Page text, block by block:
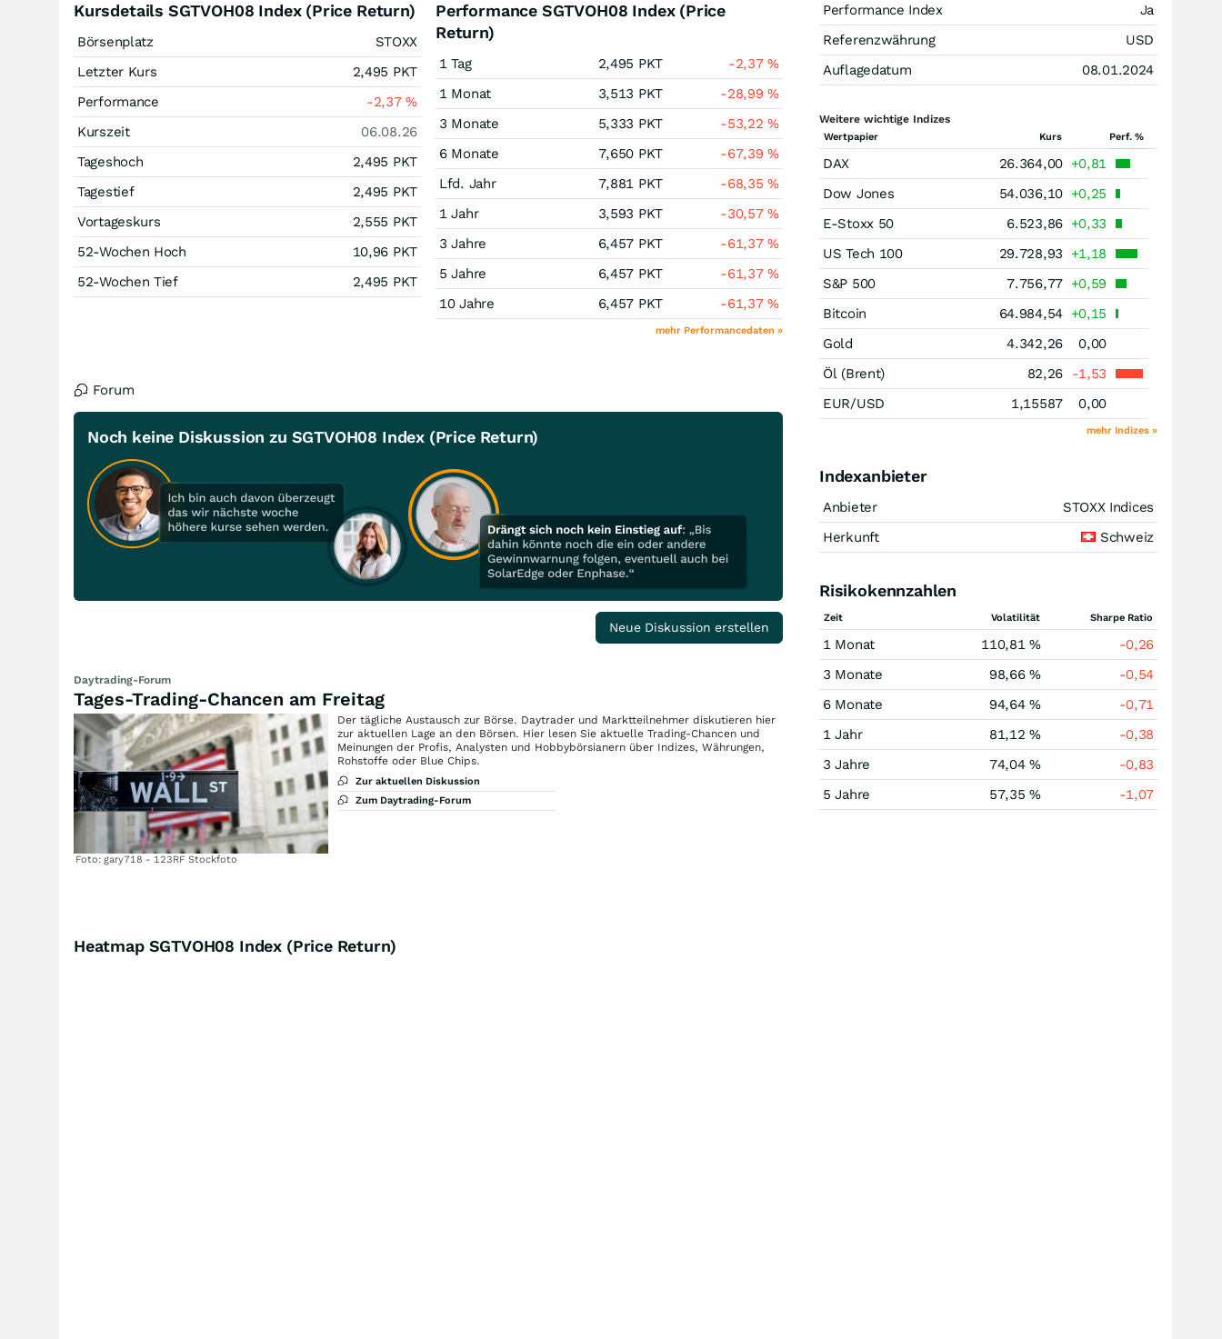
Kursdetails SGTVOH08 Index (Price Return)
Börsenplatz
STOXX
Letzter Kurs
2,495 PKT
Performance
-2,37%
Kurszeit
06.08.26
Tageshoch
2,495 PKT
Tagestief
2,495 PKT
Vortageskurs
2,555 PKT
52-Wochen Hoch
10,96 PKT
52-Wochen Tief
2,495 PKT
Performance SGTVOH08 Index (Price
Return)
1 Tag 2,495 PKT -2,37%
1 Monat
3,513 PKT -28,99%
3 Monate
5,333 PKT -53,22%
6 Monate
7,650 PKT -67,39%
Lfd. Jahr
7,881 PKT -68,35%
1 Jahr
3,593 PKT -30,57%
3 Jahre
6,457 PKT -61,37%
5 Jahre
6,457 PKT -61,37%
10 Jahre
6,457 PKT -61,37%
mehr Performancedaten »
Forum
Noch keine Diskussion zu SGTVOH08 Index (Price Return)
Neue Diskussion erstellen
Daytrading-Forum
Tages-Trading-Chancen am Freitag
Foto: gary718 - 123RF Stockfoto
Der tägliche Austausch zur Börse. Daytrader und Marktteilnehmer diskutieren hier
zur aktuellen Lage an den Börsen. Hier lesen Sie aktuelle Trading-Chancen und
Meinungen der Profis, Analysten und Hobbybörsianern über Indizes, Währungen,
Rohstoffe oder Blue Chips.
Zur aktuellen Diskussion
Zum Daytrading-Forum
Performance Index
Ja
Referenzwährung
USD
Auflagedatum
08.01.2024
Weitere wichtige Indizes
Wertpapier Kurs Perf. %
DAX 26.364,00 +0,81
Dow Jones
54.036,10 +0,25
E-Stoxx 50
6.523,86 +0,33
US Tech 100
29.728,93
+1,18
S&P 500
7.756,77 +0,59
Bitcoin
64.984,54 +0,15
Gold
4.342,26
0,00
Öl (Brent)
82,26
-1,53
EUR/USD
1,15587 0,00
mehr Indizes »
Indexanbieter
Anbieter
STOXX Indices
Herkunft
Schweiz
Risikokennzahlen
Zeit Volatilität Sharpe Ratio
1 Monat 110,81 %
-0,26
3 Monate
98,66 %
-0,54
6 Monate
94,64 %
-0,71
1 Jahr
81,12 %
-0,38
3 Jahre
74,04 %
-0,83
5 Jahre
57,35 % -1,07
Heatmap SGTVOH08 Index (Price Return)